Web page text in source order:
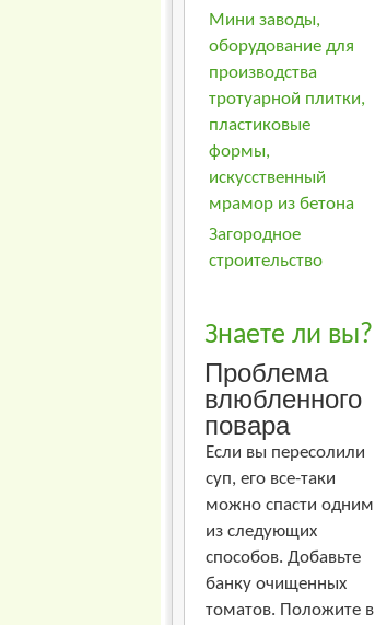
Мини заводы,
оборудование для
производства
тротуарной плитки,
пластиковые
формы,
искусственный
мрамор из бетона
Загородное
строительство
Знаете ли вы?
Проблема
влюбленного
повара
Если вы пересолили
суп, его все-таки
можно спасти одним
из следующих
способов. Добавьте
банку очищенных
томатов. Положите в